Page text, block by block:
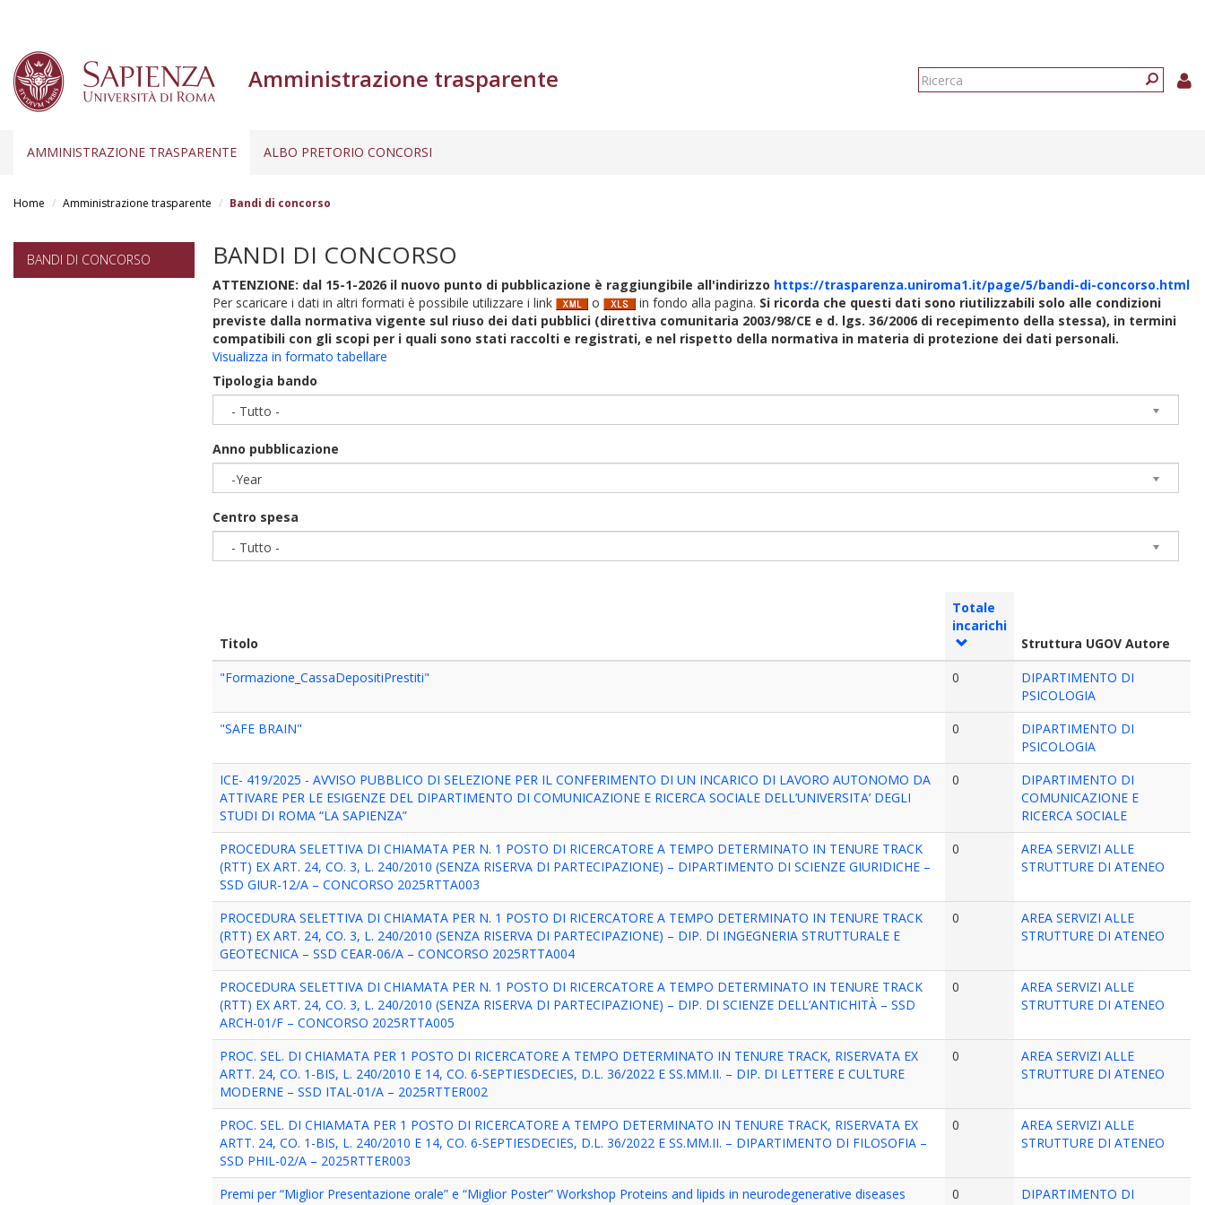
Amministrazione trasparente
Form
AMMINISTRAZIONE TRASPARENTE ALBO PRETORIO CONCORSI
Home Amministrazione trasparente Bandi di concorso
BANDI DI CONCORSO BANDI DI CONCORSO
ATTENZIONE: dal 15-1-2026 il nuovo punto di pubblicazione è raggiungibile all'indirizzo https://trasparenza.uniroma1.it/page/5/bandi-di-concorso.html
Per scaricare i dati in altri formati è possibile utilizzare i link
o in fondo alla pagina. Si ricorda che questi dati sono riutilizzabili solo alle condizioni
previste dalla normativa vigente sul riuso dei dati pubblici (direttiva comunitaria 2003/98/CE e d. lgs. 36/2006 di recepimento della stessa), in termini
compatibili con gli scopi per i quali sono stati raccolti e registrati, e nel rispetto della normativa in materia di protezione dei dati personali.
Visualizza in formato tabellare
Tipologia bando
- Tutto -
Anno pubblicazione
-Year
Centro spesa
- Tutto -
Titolo
Totale
incarichi
Struttura UGOV Autore
"Formazione_CassaDepositiPrestiti"
0
DIPARTIMENTO DI
PSICOLOGIA
"SAFE BRAIN"
0
DIPARTIMENTO DI
PSICOLOGIA
ICE- 419/2025 - AVVISO PUBBLICO DI SELEZIONE PER IL CONFERIMENTO DI UN INCARICO DI LAVORO AUTONOMO DA
ATTIVARE PER LE ESIGENZE DEL DIPARTIMENTO DI COMUNICAZIONE E RICERCA SOCIALE DELL’UNIVERSITA’ DEGLI
STUDI DI ROMA “LA SAPIENZA”
0
DIPARTIMENTO DI
COMUNICAZIONE E
RICERCA SOCIALE
PROCEDURA SELETTIVA DI CHIAMATA PER N. 1 POSTO DI RICERCATORE A TEMPO DETERMINATO IN TENURE TRACK
(RTT) EX ART. 24, CO. 3, L. 240/2010 (SENZA RISERVA DI PARTECIPAZIONE) – DIPARTIMENTO DI SCIENZE GIURIDICHE –
SSD GIUR-12/A – CONCORSO 2025RTTA003
0
AREA SERVIZI ALLE
STRUTTURE DI ATENEO
PROCEDURA SELETTIVA DI CHIAMATA PER N. 1 POSTO DI RICERCATORE A TEMPO DETERMINATO IN TENURE TRACK
(RTT) EX ART. 24, CO. 3, L. 240/2010 (SENZA RISERVA DI PARTECIPAZIONE) – DIP. DI INGEGNERIA STRUTTURALE E
GEOTECNICA – SSD CEAR-06/A – CONCORSO 2025RTTA004
0
AREA SERVIZI ALLE
STRUTTURE DI ATENEO
PROCEDURA SELETTIVA DI CHIAMATA PER N. 1 POSTO DI RICERCATORE A TEMPO DETERMINATO IN TENURE TRACK
(RTT) EX ART. 24, CO. 3, L. 240/2010 (SENZA RISERVA DI PARTECIPAZIONE) – DIP. DI SCIENZE DELL’ANTICHITÀ – SSD
ARCH-01/F – CONCORSO 2025RTTA005
0
AREA SERVIZI ALLE
STRUTTURE DI ATENEO
PROC. SEL. DI CHIAMATA PER 1 POSTO DI RICERCATORE A TEMPO DETERMINATO IN TENURE TRACK, RISERVATA EX
ARTT. 24, CO. 1-BIS, L. 240/2010 E 14, CO. 6-SEPTIESDECIES, D.L. 36/2022 E SS.MM.II. – DIP. DI LETTERE E CULTURE
MODERNE – SSD ITAL-01/A – 2025RTTER002
0
AREA SERVIZI ALLE
STRUTTURE DI ATENEO
PROC. SEL. DI CHIAMATA PER 1 POSTO DI RICERCATORE A TEMPO DETERMINATO IN TENURE TRACK, RISERVATA EX
ARTT. 24, CO. 1-BIS, L. 240/2010 E 14, CO. 6-SEPTIESDECIES, D.L. 36/2022 E SS.MM.II. – DIPARTIMENTO DI FILOSOFIA –
SSD PHIL-02/A – 2025RTTER003
0
AREA SERVIZI ALLE
STRUTTURE DI ATENEO
Premi per “Miglior Presentazione orale” e “Miglior Poster” Workshop Proteins and lipids in neurodegenerative diseases
0
DIPARTIMENTO DI